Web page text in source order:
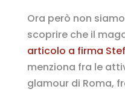
Ora però non
scoprire che il
articolo a firma
menziona fra le
glamour di Roma,